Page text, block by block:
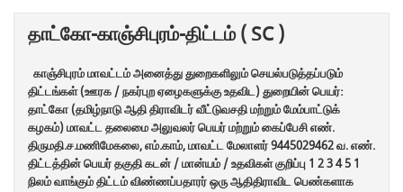
தாட்கோ-காஞ்சிபுரம்-திட்டம் ( SC )
காஞ்சிபுரம் மாவட்டம் அனைத்து துறைகளிலும் செயல்படுத்தப்படும்
திட்டங்கள் (ஊரக / நகர்புற ஏழைகளுக்கு உதவிட) துறையின் பெயர்:
தாட்கோ (தமிழ்நாடு ஆதி திராவிடர் வீட்டுவசதி மற்றும் மேம்பாட்டுக்
கழகம்) மாவட்ட தலைமை அலுவலர் பெயர் மற்றும் கைப்பேசி எண்.
திருமதி.ச.மணிமேகலை, எம்.காம், மாவட்ட மேலாளர் 9445029462 வ. எண்.
திட்டத்தின் பெயர் தகுதி கடன் / மான்யம் / உதவிகள் குறிப்பு 1 2 3 4 5 1
நிலம் வாங்கும் திட்டம் விண்ணப்பதாரர் ஒரு ஆதிதிராவிட பெண்களாக